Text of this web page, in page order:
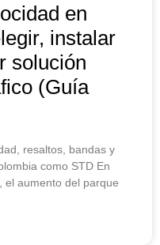
en
instalar
solución
(Guía
resaltos, bandas y
como STD En
el aumento del parque